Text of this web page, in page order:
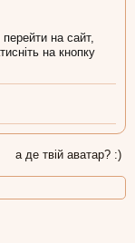
на сайт,
на кнопку
а де твій аватар? :)